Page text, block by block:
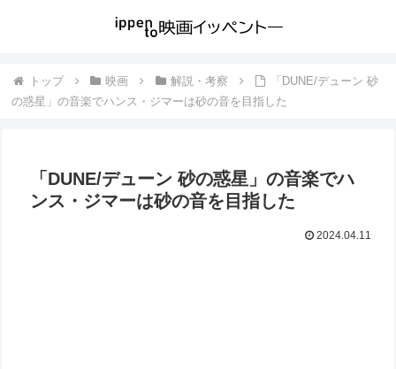
トップ 映画 解説・考察
「DUNE/デューン 砂
の惑星」の音楽でハンス・ジマーは砂の音を目指した
「DUNE/デューン 砂の惑星」の音楽でハ
ンス・ジマーは砂の音を目指した
2024.04.11